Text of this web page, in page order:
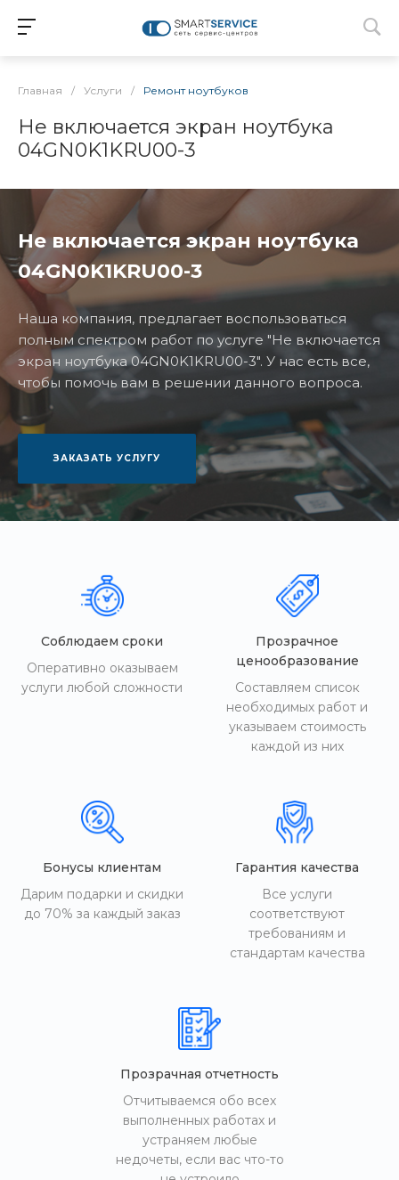
Главная / Услуги / Ремонт ноутбуков
Не включается экран ноутбука
04GN0K1KRU00-3
Не включается экран ноутбука
04GN0K1KRU00-3
Наша компания, предлагает воспользоваться
полным спектром работ по услуге "Не включается
экран ноутбука 04GN0K1KRU00-3". У нас есть все,
чтобы помочь вам в решении данного вопроса.
ЗАКАЗАТЬ УСЛУГУ
Соблюдаем сроки
Оперативно оказываем
услуги любой сложности
Прозрачное
ценообразование
Составляем список
необходимых работ и
указываем стоимость
каждой из них
Бонусы клиентам
Дарим подарки и скидки
до 70% за каждый заказ
Гарантия качества
Все услуги
соответствуют
требованиям и
стандартам качества
Прозрачная отчетность
Отчитываемся обо всех
выполненных работах и
устраняем любые
недочеты, если вас что-то